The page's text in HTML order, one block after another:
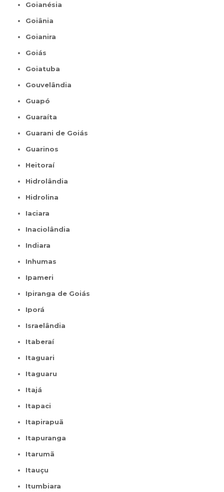
Goianésia
Goiânia
Goianira
Goiás
Goiatuba
Gouvelândia
Guapó
Guaraíta
Guarani de Goiás
Guarinos
Heitoraí
Hidrolândia
Hidrolina
Iaciara
Inaciolândia
Indiara
Inhumas
Ipameri
Ipiranga de Goiás
Iporá
Israelândia
Itaberaí
Itaguari
Itaguaru
Itajá
Itapaci
Itapirapuã
Itapuranga
Itarumã
Itauçu
Itumbiara